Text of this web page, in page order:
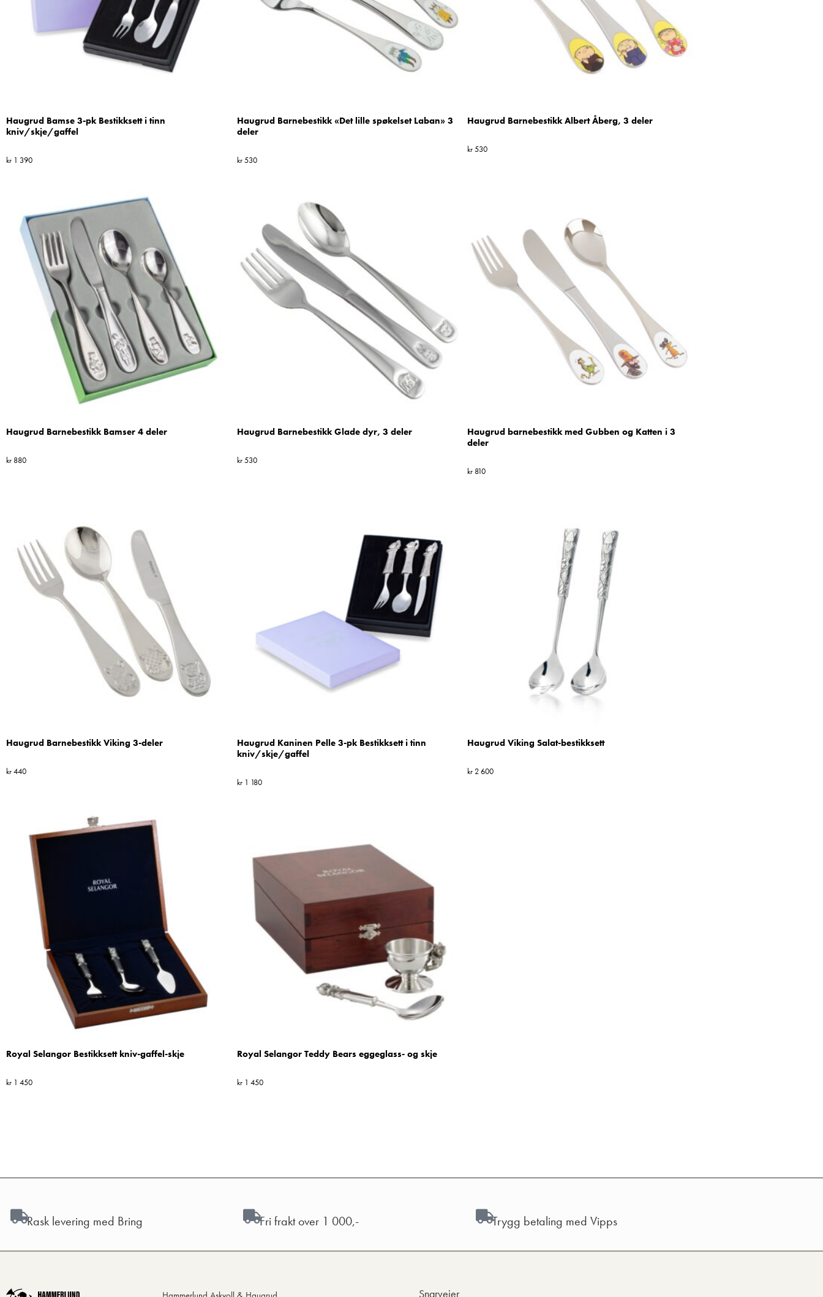
Haugrud Bamse 3-pk Bestikksett i tinn
kniv/skje/gaffel
kr 1 390
Haugrud Barnebestikk «Det lille spøkelset Laban» 3
deler
kr530
Haugrud Barnebestikk Albert Åberg, 3 deler
kr530
Haugrud Barnebestikk Bamser 4 deler
kr 880
Haugrud Barnebestikk Glade dyr, 3 deler
kr530
Haugrud barnebestikk med Gubben og Katten i 3
deler
kr 810
Haugrud Barnebestikk Viking 3-deler
kr440
Haugrud Kaninen Pelle 3-pk Bestikksett i tinn
kniv/skje/gaffel
kr1 180
Haugrud Viking Salat-bestikksett
kr 2 600
Royal Selangor Bestikksett kniv-gaffel-skje
kr 1 450
Royal Selangor Teddy Bears eggeglass- og skje
kr1 450
Rask levering med Bring Fri frakt over 1 000,- Trygg betaling med Vipps
Snarveier